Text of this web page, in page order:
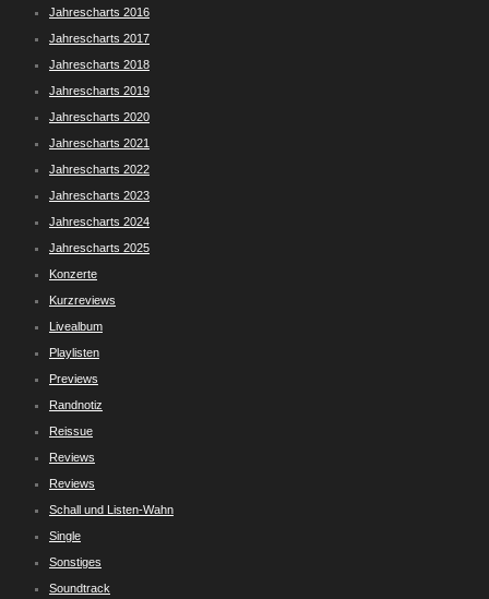
Jahrescharts 2016
Jahrescharts 2017
Jahrescharts 2018
Jahrescharts 2019
Jahrescharts 2020
Jahrescharts 2021
Jahrescharts 2022
Jahrescharts 2023
Jahrescharts 2024
Jahrescharts 2025
Konzerte
Kurzreviews
Livealbum
Playlisten
Previews
Randnotiz
Reissue
Reviews
Reviews
Schall und Listen-Wahn
Single
Sonstiges
Soundtrack